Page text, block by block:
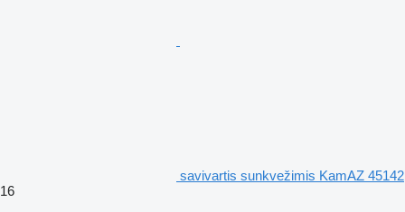
savivartis sunkvežimis KamAZ 45142
16